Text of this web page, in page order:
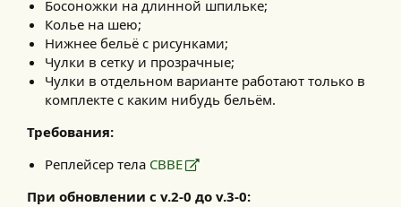
Босоножки на длинной шпильке;
Колье на шею;
Нижнее бельё с рисунками;
Чулки в сетку и прозрачные;
Чулки в отдельном варианте работают только в
комплекте с каким нибудь бельём.
Требования:
Реплейсер тела CBBE
При обновлении с v.2-0 до v.3-0: